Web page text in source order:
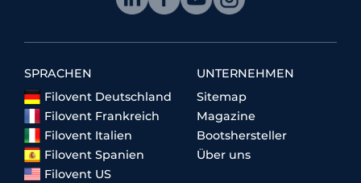
SPRACHEN
Filovent Deutschland
Filovent Frankreich
Filovent Italien
Filovent Spanien
Filovent US
UNTERNEHMEN
Sitemap
Magazine
Bootshersteller
Über uns